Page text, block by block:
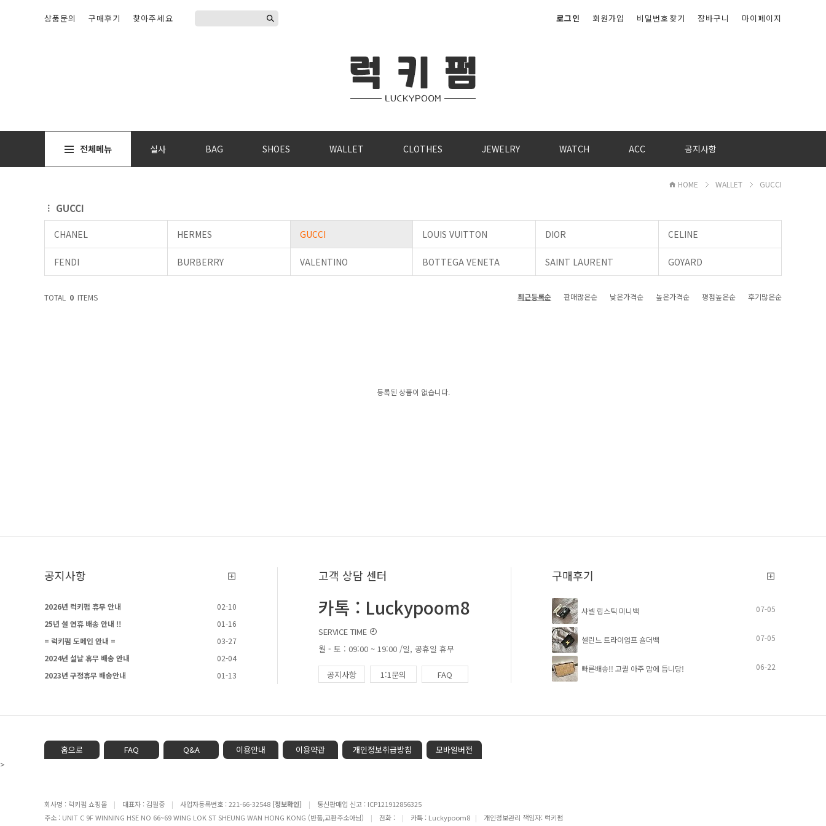
상품문의 구매후기 찾아주세요 로그인 회원가입 비밀번호찾기 장바구니 마이페이지
전체메뉴 실사 BAG SHOES WALLET CLOTHES JEWELRY WATCH ACC 공지사항
HOME WALLET GUCCI
GUCCI
CHANEL HERMES GUCCI LOUIS VUITTON DIOR CELINE
FENDI BURBERRY VALENTINO BOTTEGA VENETA SAINT LAURENT GOYARD
TOTAL 0 ITEMS 최근등록순 판매많은순 낮은가격순 높은가격순 평점높은순 후기많은순
등록된 상품이 없습니다.
공지사항
2026년 럭키펌 휴무 안내
02-10
25년 설 연휴 배송 안내 !!
01-16
= 럭키펌 도메인 안내 =
03-27
2024년 설날 휴무 배송 안내
02-04
2023년 구정휴무 배송안내
01-13
고객 상담 센터
카톡 : Luckypoom8
SERVICE TIME
월 - 토 : 09:00 ~ 19:00 /일, 공휴일 휴무
공지사항 1:1문의 FAQ
구매후기
샤넬 립스틱 미니백 07-05
셀린느 트라이엄프 숄더백 07-05
빠른배송!! 고퀄 아주 맘에 듭니당! 06-22
홈으로 FAQ Q&A 이용안내 이용약관 개인정보취급방침 모바일버전
>
회사명 : 럭키펌 쇼핑몰 | 대표자 : 김필중 | 사업자등록번호 : 221-66-32548 [정보확인] |
통신판매업 신고 : ICP121912856325
주소 : UNIT C 9F WINNING HSE NO 66~69 WING LOK ST SHEUNG WAN HONG KONG (반품,교환주소아님)
| 전화 : | 카톡 : Luckypoom8 | 개인정보관리 책임자: 럭키펌